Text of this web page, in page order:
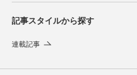
記事スタイルから探す
連載記事